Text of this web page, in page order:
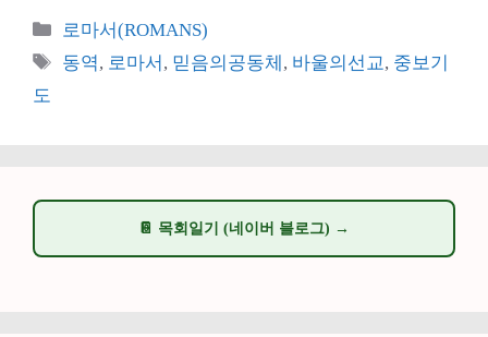
카
테
로마서(ROMANS)
태
동역, 로마서 , 믿음의공동체 , 바울의선교, 중보기
도
📔 목회일기 (네이버 블로그) →